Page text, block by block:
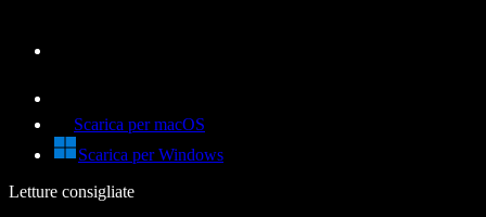
Scarica per macOS
Scarica per Windows
Letture consigliate